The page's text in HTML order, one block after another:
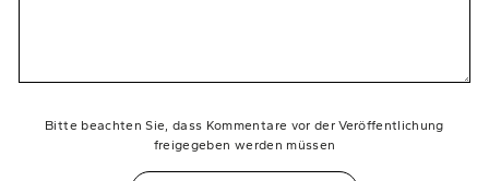
Bitte beachten Sie, dass Kommentare vor der Veröffentlichung
freigegeben werden müssen